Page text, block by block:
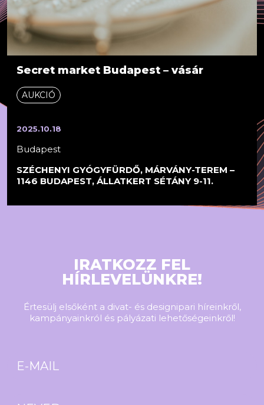
Secret market Budapest – vásár
AUKCIÓ
2025.10.18
Budapest
SZÉCHENYI GYÓGYFÜRDŐ, MÁRVÁNY-TEREM –
1146 BUDAPEST, ÁLLATKERT SÉTÁNY 9-11.
IRATKOZZ FEL
HÍRLEVELÜNKRE!
Értesülj elsőként a divat- és designipari híreinkről,
kampányainkról és pályázati lehetőségeinkről!